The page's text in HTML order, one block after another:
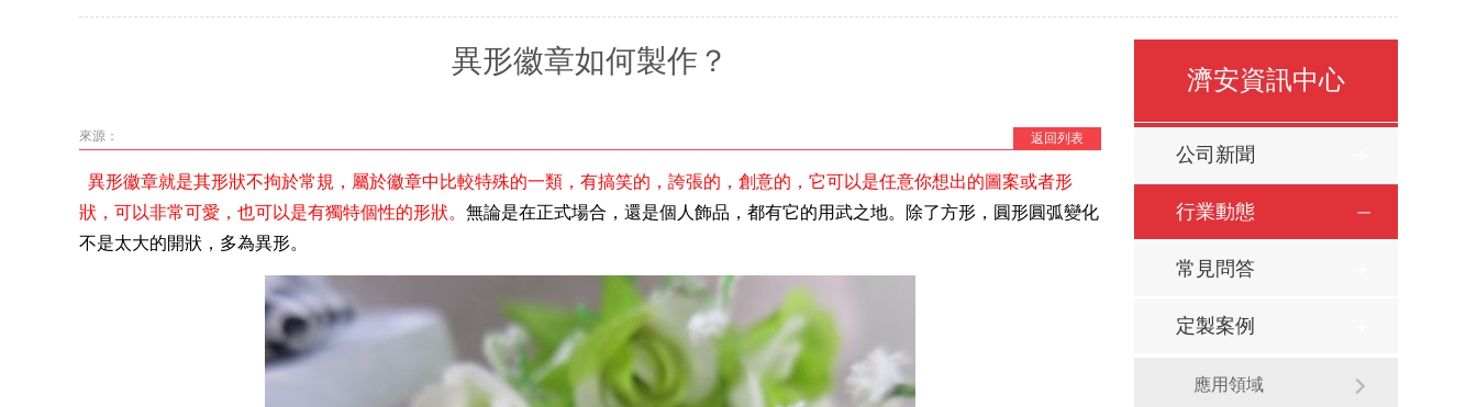
異形徽章如何製作？
返回列表
來源：
異形徽章就是其形狀不拘於常規，屬於徽章中比較特殊的一類，有搞笑的，誇張的，創意的，它可以是任意你想出的圖案或者形
狀，可以非常可愛，也可以是有獨特個性的形狀。 無論是在正式場合，還是個人飾品，都有它的用武之地。除了方形，圓形圓弧變化
不是太大的開狀，多為異形。
濟安資訊中心
公司新聞
行業動態
常見問答
定製案例
應用領域